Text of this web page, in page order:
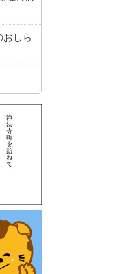
しら